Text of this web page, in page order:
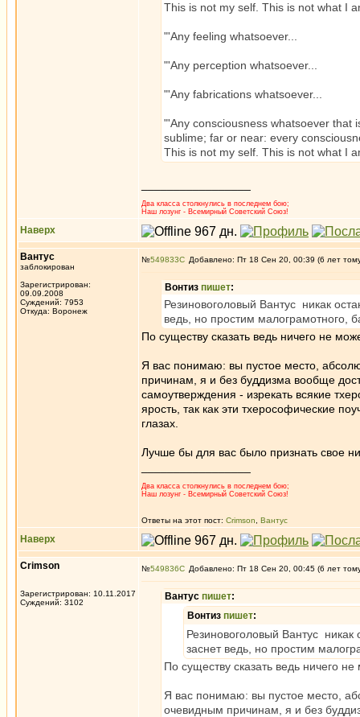
This is not my self. This is not what I
"'Any feeling whatsoever...
"'Any perception whatsoever...
"'Any fabrications whatsoever...
"'Any consciousness whatsoever that
sublime; far or near: every
This is not my self. This is not what I
Два класса столкнулись в последнем бою;
Наш лозунг - Всемирный Советский Союз!
Наверх
Вантус
заблокирован
Зарегистрирован:
09.09.2008
Суждений: 7953
Откуда: Воронеж
№549833 Добавлено: Пт 18 Сен 20, 00:39 (6 лет
Вонтиз пишет:
Резиновоголовый Вантус никак
ведь, но простим малограмотного,
По существу сказать ведь ничего не
Я вас понимаю: вы пустое место,
причинам, я и без буддизма вообще
самоутверждения - изрекать всякие
ярость, так как эти тхерософические
глазах.
Лучше бы для вас было признать свое
Два класса столкнулись в последнем бою;
Наш лозунг - Всемирный Советский Союз!
Ответы на этот пост: Crimson Вантус
Наверх
Crimson
Зарегистрирован: 10.11.2017
Суждений: 3102
№549836 Добавлено: Пт 18 Сен 20, 00:45 (6 лет
Вантус пишет:
Вонтиз пишет:
Резиновоголовый Вантус
заснет ведь, но простим
По существу сказать ведь ничего
Я вас понимаю: вы пустое место,
очевидным причинам, я и без